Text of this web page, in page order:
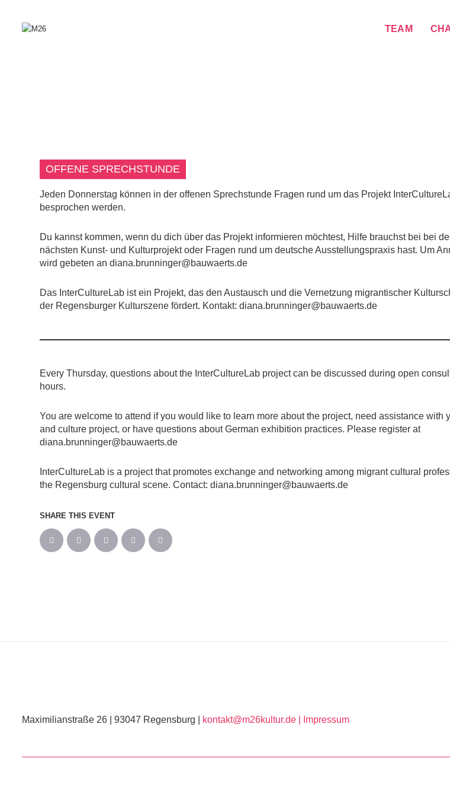
TEAM
OFFENE SPRECHSTUNDE
Jeden Donnerstag können in der offenen Sprechstunde Fragen rund um das Projekt
besprochen werden.
Du kannst kommen, wenn du dich über das Projekt informieren möchtest, Hilfe brauchst bei bei
nächsten Kunst- und Kulturprojekt oder Fragen rund um deutsche Ausstellungspraxis hast. Um
wird gebeten an diana.brunninger@bauwaerts.de
Das InterCultureLab ist ein Projekt, das den Austausch und die Vernetzung migrantischer
der Regensburger Kulturszene fördert. Kontakt: diana.brunninger@bauwaerts.de
Every Thursday, questions about the InterCultureLab project can be discussed during open
hours.
You are welcome to attend if you would like to learn more about the project, need assistance with
and culture project, or have questions about German exhibition practices. Please register at
diana.brunninger@bauwaerts.de
InterCultureLab is a project that promotes exchange and networking among migrant cultural
the Regensburg cultural scene. Contact: diana.brunninger@bauwaerts.de
SHARE THIS EVENT
Maximilianstraße 26 | 93047 Regensburg | kontakt@m26kultur.de | Impressum